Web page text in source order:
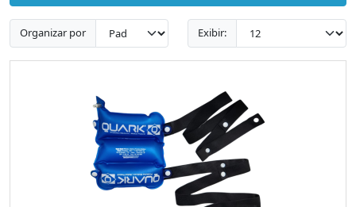
Organizar por Exibir: